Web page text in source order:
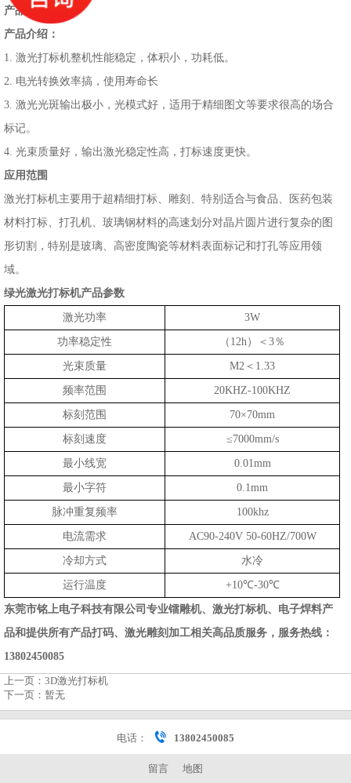
产品功率：
3W
产品介绍：
1. 激光打标机整机性能稳定，体积小，功耗低。
2. 电光转换效率搞，使用寿命长
3. 激光光斑输出极小，光模式好，适用于精细图文等要求很高的场合
标记。
4. 光束质量好，输出激光稳定性高，打标速度更快。
应用范围
激光打标机主要用于超精细打标、雕刻、特别适合与食品、医药包装
材料打标、打孔机、玻璃钢材料的高速划分对晶片圆片进行复杂的图
形切割，特别是玻璃、高密度陶瓷等材料表面标记和打孔等应用领
域。
绿光激光打标机产品参数
激光功率 3W
功率稳定性 （12h）＜3％
光束质量 M2＜1.33
频率范围 20KHZ-100KHZ
标刻范围 70×70mm
标刻速度 ≤7000mm/s
最小线宽 0.01mm
最小字符 0.1mm
脉冲重复频率 100khz
电流需求 AC90-240V 50-60HZ/700W
冷却方式 水冷
运行温度 +10℃-30℃
东莞市铭上电子科技有限公司专业镭雕机、激光打标机、电子焊料产
品和提供所有产品打码、激光雕刻加工相关高品质服务，服务热线：
13802450085
上一页： 3D激光打标机
下一页： 暂无
电话： 13802450085
留言 地图